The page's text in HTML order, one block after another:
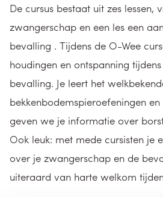
De cursus bestaat uit zes lessen,
zwangerschap en een les een
bevalling . Tijdens de O-Wee
houdingen en ontspanning
bevalling. Je leert het
bekkenbodemspieroefeningen
geven we je informatie over
Ook leuk: met mede cursisten je
over je zwangerschap en de
uiteraard van harte welkom